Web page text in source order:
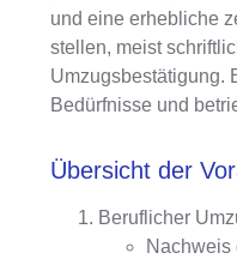
und eine erhebliche
stellen, meist
Umzugsbestätigung.
Bedürfnisse und
Übersicht der
Beruflicher
Nachweis